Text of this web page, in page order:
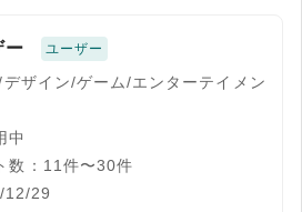
ー ユーザー
ザイン/ゲーム/エンターテイメン
中
数：11件〜30件
12/29